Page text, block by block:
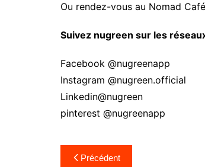
Ou rendez-vous au Nomad
Suivez nugreen sur les
Facebook @nugreenapp
Instagram @nugreen.official
Linkedin@nugreen
pinterest @nugreenapp
Navigation
Précédent